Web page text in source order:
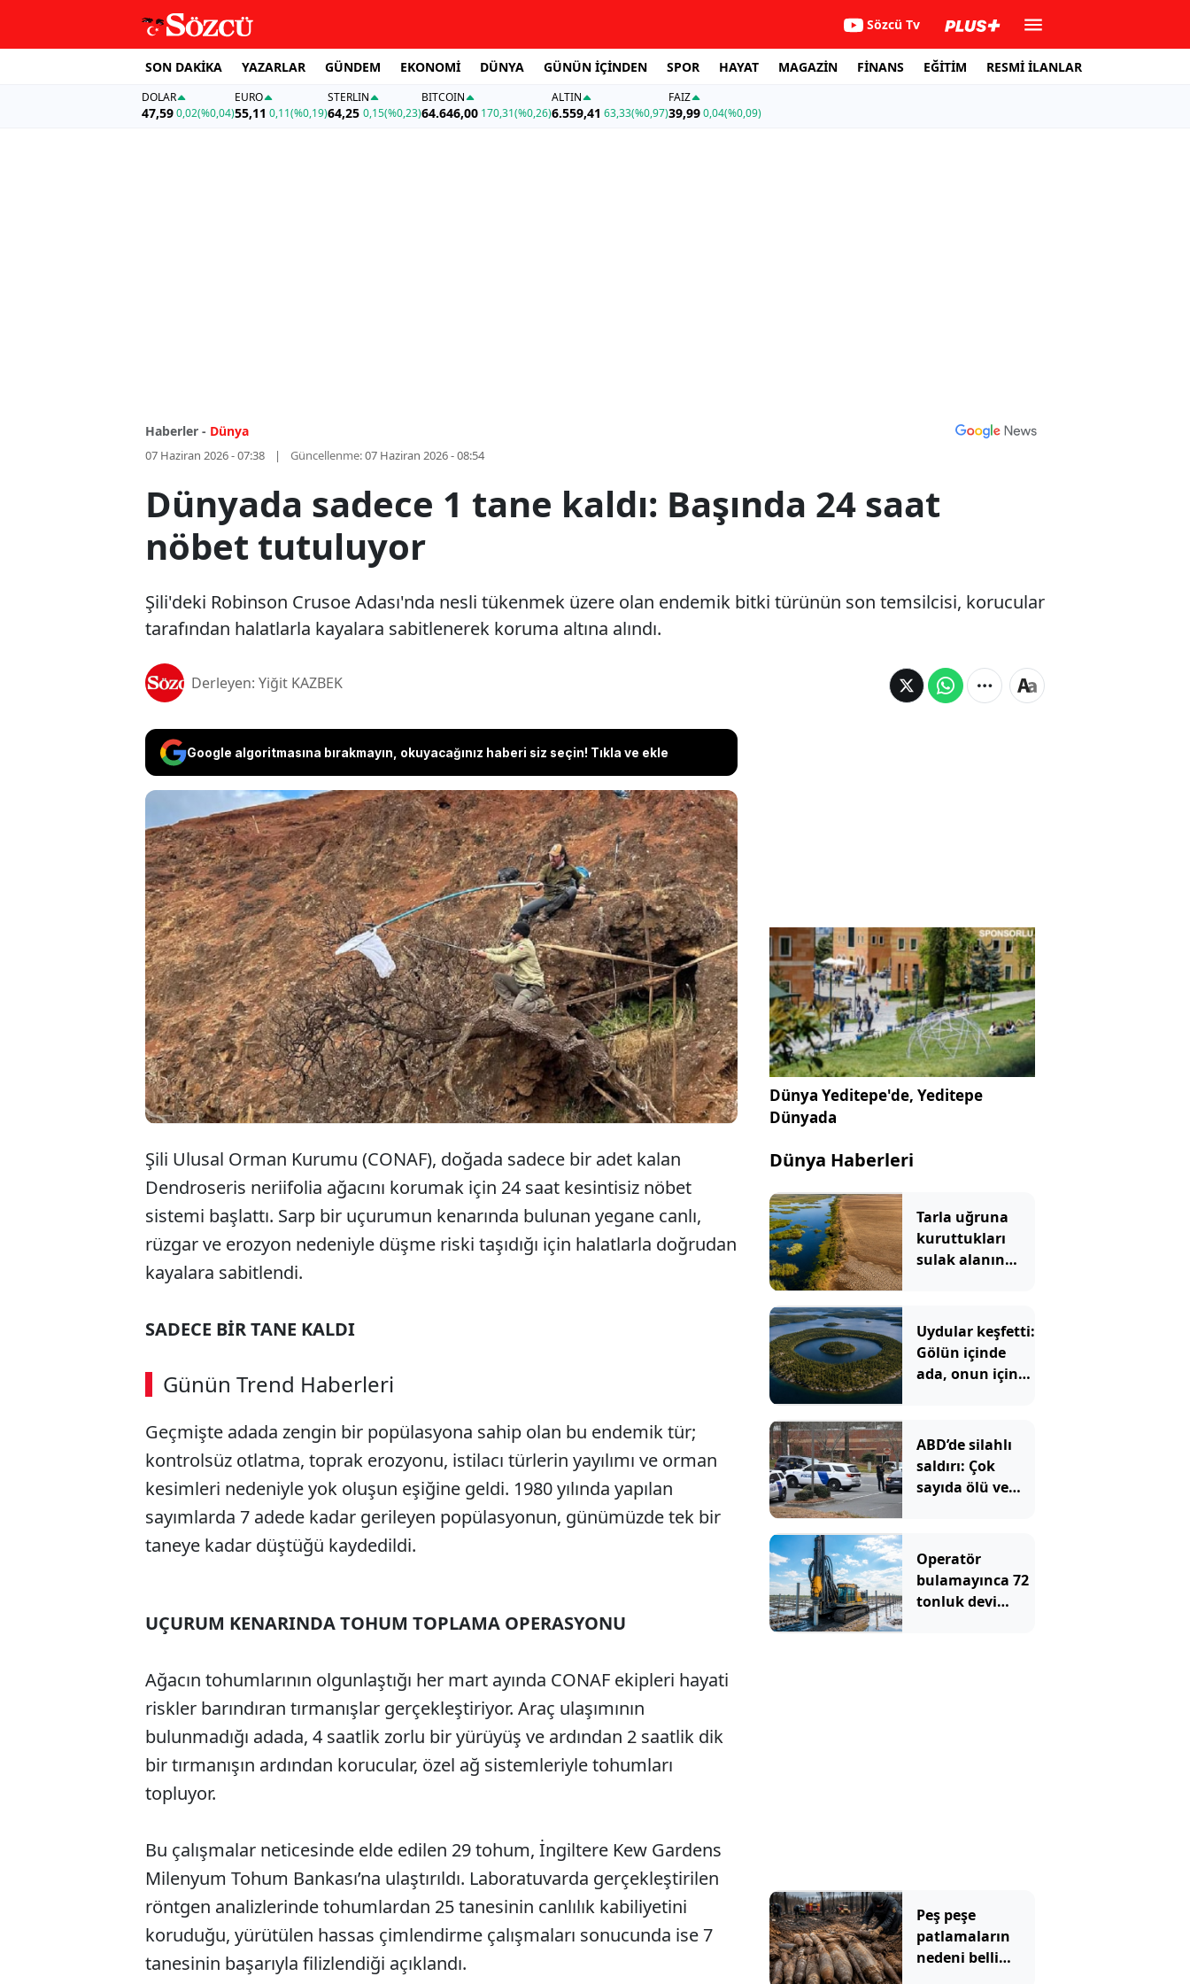
Sözcü Tv
SON DAKİKA YAZARLAR GÜNDEM EKONOMİ DÜNYA GÜNÜN İÇİNDEN SPOR HAYAT MAGAZİN FİNANS EĞİTİM RESMİ İLANLAR
DOLAR
47,590,02(%0,04)
EURO
55,11 0,11(%0,19)
STERLIN
64,25 0,15(%0,23)
BITCOIN
64.646,00 170,31(%0,26)
ALTIN
6.559,41 63,33(%0,97)
FAİZ
39,990,04(%0,09)
Haberler - Dünya
07 Haziran 2026 - 07:38 Güncellenme:07 Haziran 2026 - 08:54
Dünyada sadece 1 tane kaldı: Başında 24 saat
nöbet tutuluyor
Şili'deki Robinson Crusoe Adası'nda nesli tükenmek üzere olan endemik bitki türünün son temsilcisi, korucular
tarafından halatlarla kayalara sabitlenerek koruma altına alındı.
Derleyen: Yiğit KAZBEK
Google algoritmasına bırakmayın, okuyacağınız haberi siz seçin! Tıkla ve ekle
Şili'deki Robinson Crusoe Adası'nda nesli tükenmek üzere
olan endemik bitki türünün son temsilcisi, korucular
tarafından halatlarla kayalara sabitlenerek koruma altına
alındı.
Şili Ulusal Orman Kurumu (CONAF), doğada sadece bir adet kalan
Dendroseris neriifolia ağacını korumak için 24 saat kesintisiz nöbet
sistemi başlattı. Sarp bir uçurumun kenarında bulunan yegane canlı,
rüzgar ve erozyon nedeniyle düşme riski taşıdığı için halatlarla doğrudan
kayalara sabitlendi.
SADECE BİR TANE KALDI
Günün Trend Haberleri
SÖZCÜ SON DAKİKA
Geçmişte adada zengin bir popülasyona sahip olan bu endemik tür;
kontrolsüz otlatma, toprak erozyonu, istilacı türlerin yayılımı ve orman
kesimleri nedeniyle yok oluşun eşiğine geldi. 1980 yılında yapılan
sayımlarda 7 adede kadar gerileyen popülasyonun, günümüzde tek bir
taneye kadar düştüğü kaydedildi.
UÇURUM KENARINDA TOHUM TOPLAMA OPERASYONU
Ağacın tohumlarının olgunlaştığı her mart ayında CONAF ekipleri hayati
riskler barındıran tırmanışlar gerçekleştiriyor. Araç ulaşımının
bulunmadığı adada, 4 saatlik zorlu bir yürüyüş ve ardından 2 saatlik dik
bir tırmanışın ardından korucular, özel ağ sistemleriyle tohumları
topluyor.
Bu çalışmalar neticesinde elde edilen 29 tohum, İngiltere Kew Gardens
Milenyum Tohum Bankası’na ulaştırıldı. Laboratuvarda gerçekleştirilen
röntgen analizlerinde tohumlardan 25 tanesinin canlılık kabiliyetini
koruduğu, yürütülen hassas çimlendirme çalışmaları sonucunda ise 7
tanesinin başarıyla filizlendiği açıklandı.
Dünya Yeditepe'de, Yeditepe
Dünyada
Dünya Haberleri
Tarla uğruna
kuruttukları
sulak alanın
Uydular keşfetti:
Gölün içinde
ada, onun içinde
ABD’de silahlı
saldırı: Çok
sayıda ölü ve
Operatör
bulamayınca 72
tonluk devi
Peş peşe
patlamaların
nedeni belli